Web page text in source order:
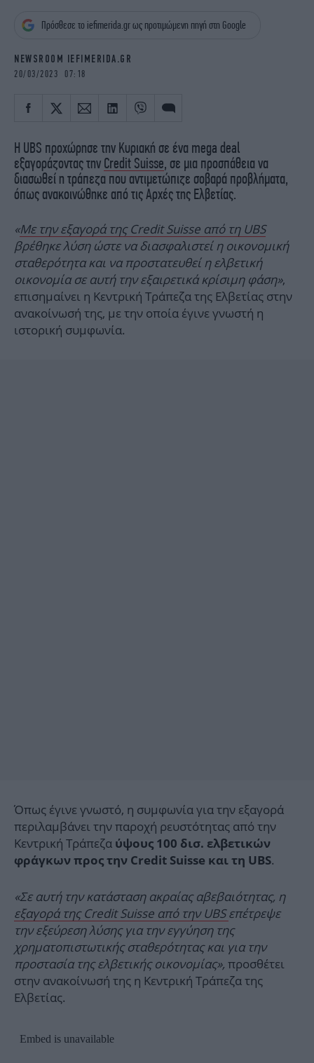
OSCARS
THE OCEAN
Πρόσθεσε το iefimerida.gr ως προτιμώμενη πηγή στη Google
NEWSROOM IEFIMERIDA.GR
20/03/2023 07:18
Η UBS προχώρησε την Κυριακή σε ένα mega deal
εξαγοράζοντας την Credit Suisse, σε μια προσπάθεια να
διασωθεί η τράπεζα που αντιμετώπιζε σοβαρά προβλήματα,
όπως ανακοινώθηκε από τις Αρχές της Ελβετίας.
«Με την εξαγορά της Credit Suisse από τη UBS
βρέθηκε λύση ώστε να διασφαλιστεί η οικονομική
σταθερότητα και να προστατευθεί η ελβετική
οικονομία σε αυτή την εξαιρετικά κρίσιμη φάση»,
επισημαίνει η Κεντρική Τράπεζα της Ελβετίας στην
ανακοίνωσή της, με την οποία έγινε γνωστή η
ιστορική συμφωνία.
Όπως έγινε γνωστό, η συμφωνία για την εξαγορά
περιλαμβάνει την παροχή ρευστότητας από την
Κεντρική Τράπεζα ύψους 100 δισ. ελβετικών
φράγκων προς την Credit Suisse και τη UBS.
«Σε αυτή την κατάσταση ακραίας αβεβαιότητας, η
εξαγορά της Credit Suisse από την UBSεπέτρεψε
την εξεύρεση λύσης για την εγγύηση της
χρηματοπιστωτικής σταθερότητας και για την
προστασία της ελβετικής οικονομίας», προσθέτει
στην ανακοίνωσή της η Κεντρική Τράπεζα της
Ελβετίας.